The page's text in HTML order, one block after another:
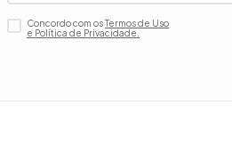
Concordo com osTermos de Uso
e Política de Privacidade.